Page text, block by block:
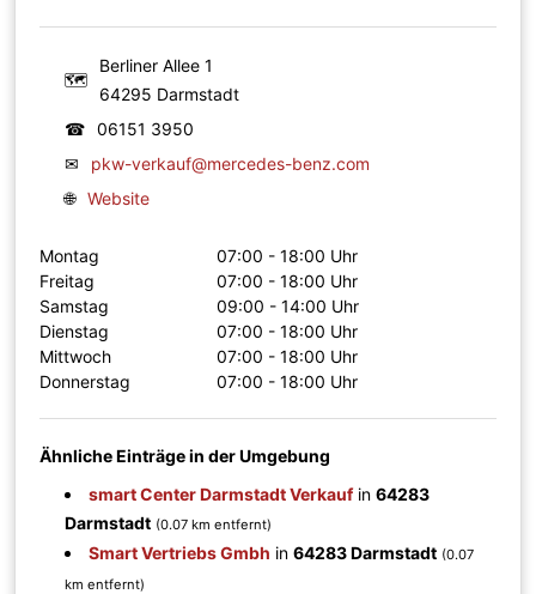
🗺
Berliner Allee 1
64295 Darmstadt
☎
06151 3950
✉
pkw-verkauf@mercedes-benz.com
🌐 Website
Montag
07:00 - 18:00 Uhr
Freitag
07:00 - 18:00 Uhr
Samstag
09:00 - 14:00 Uhr
Dienstag
07:00 - 18:00 Uhr
Mittwoch
07:00 - 18:00 Uhr
Donnerstag
07:00 - 18:00 Uhr
Ähnliche Einträge in der Umgebung
smart Center Darmstadt Verkaufin64283
Darmstadt (0.07 km entfernt)
Smart Vertriebs Gmbh in64283 Darmstadt (0.07
km entfernt)